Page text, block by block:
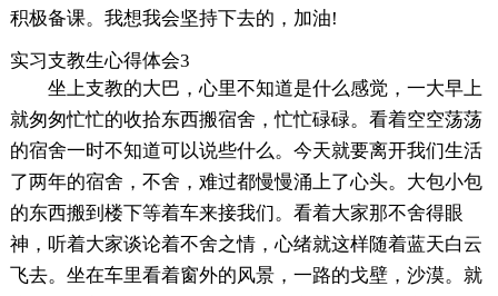
积极备课。我想我会坚持下去的，加油!
实习支教生心得体会3
坐上支教的大巴，心里不知道是什么感觉，一大早上
就匆匆忙忙的收拾东西搬宿舍，忙忙碌碌。看着空空荡荡
的宿舍一时不知道可以说些什么。今天就要离开我们生活
了两年的宿舍，不舍，难过都慢慢涌上了心头。大包小包
的东西搬到楼下等着车来接我们。看着大家那不舍得眼
神，听着大家谈论着不舍之情，心绪就这样随着蓝天白云
飞去。坐在车里看着窗外的风景，一路的戈壁，沙漠。就